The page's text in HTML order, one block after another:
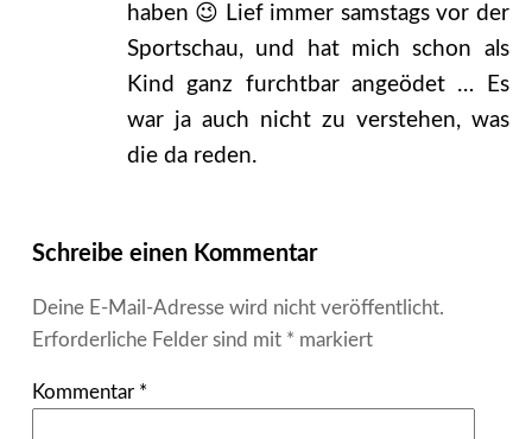
haben 😉 Lief immer samstags vor der
Sportschau, und hat mich schon als
Kind ganz furchtbar angeödet … Es
war ja auch nicht zu verstehen, was
die da reden.
Schreibe einen Kommentar
Deine E-Mail-Adresse wird nicht veröffentlicht.
Erforderliche Felder sind mit * markiert
Kommentar *